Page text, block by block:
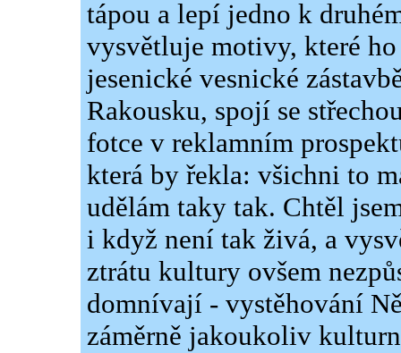
tápou a lepí jedno k
vysvětluje motivy, které
jesenické vesnické
Rakousku, spojí se
fotce v reklamním
která by řekla: všichni to
udělám taky tak. Chtěl
i když není tak živá, a
ztrátu kultury ovšem
domnívají - vystěhování
záměrně jakoukoliv